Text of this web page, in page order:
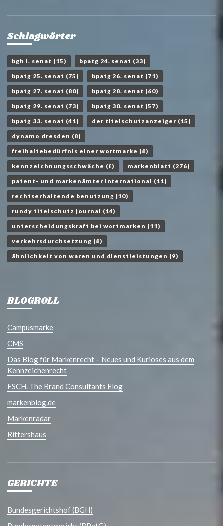
Schlagwörter
bgh i. senat (15) bpatg 24. senat (33)
bpatg 25. senat (75) bpatg 26. senat (71)
bpatg 27. senat (80) bpatg 28. senat (60)
bpatg 29. senat (73) bpatg 30. senat (57)
bpatg 33. senat (41) der titelschutzanzeiger (15)
dynamo dresden (8)
freihaltebedürfnis einer wortmarke (8)
kennzeichnungsschwäche (8) markenblatt (276)
patent- und markenämter international (11)
rechtserhaltende benutzung (10)
rundy titelschutz journal (14)
unterscheidungskraft bei wortmarken (11)
verkehrsdurchsetzung (8)
ähnlichkeit von waren und dienstleistungen (9)
BLOGROLL
Campusmarke
CMS
Das Blog für Markenrecht – Neues und Kurioses aus dem
Kennzeichenrecht
ESCH. The Brand Consultants Blog
markenblog.de
Markenradar
Rittershaus
GERICHTE
Bundesgerichtshof (BGH)